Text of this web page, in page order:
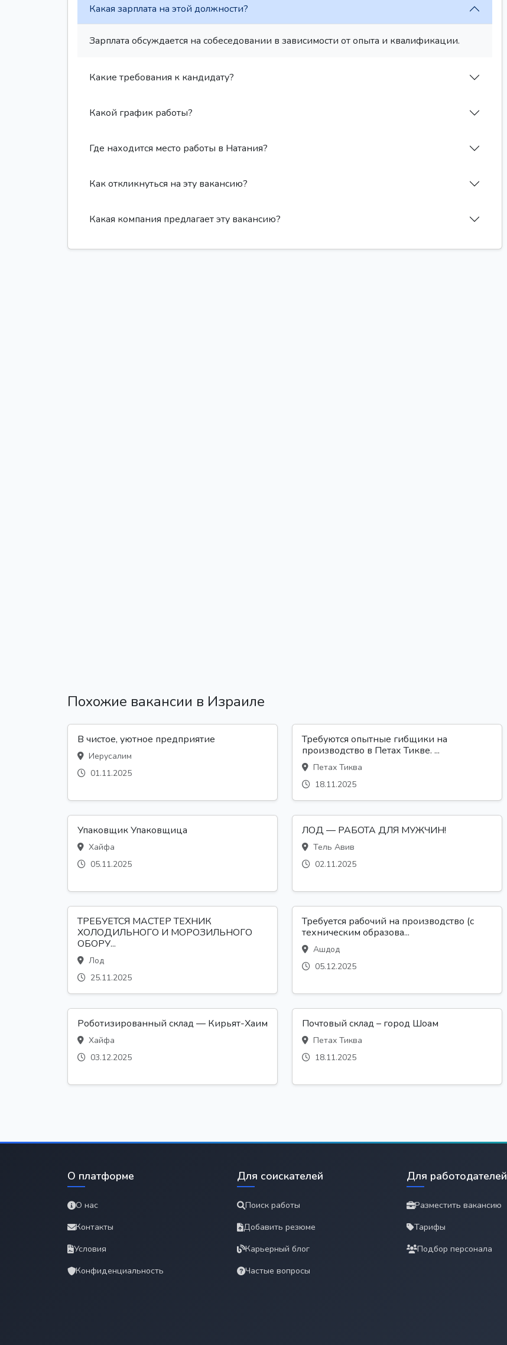
Какая зарплата на этой должности?
Зарплата обсуждается на собеседовании в зависимости от опыта и квалификации.
Какие требования к кандидату?
Какой график работы?
Где находится место работы в Натания?
Как откликнуться на эту вакансию?
Какая компания предлагает эту вакансию?
Похожие вакансии в Израиле
В чистое, уютное предприятие
Иерусалим
01.11.2025
Требуются опытные гибщики на
производство в Петах Тикве. ...
Петах Тиква
18.11.2025
Упаковщик Упаковщица
Хайфа
05.11.2025
ЛОД — РАБОТА ДЛЯ МУЖЧИН!
Тель Авив
02.11.2025
ТРЕБУЕТСЯ МАСТЕР ТЕХНИК
ХОЛОДИЛЬНОГО И МОРОЗИЛЬНОГО
ОБОРУ...
Лод
25.11.2025
Требуется рабочий на производство (с
техническим образова...
Ашдод
05.12.2025
Роботизированный склад — Кирьят-Хаим
Хайфа
03.12.2025
Почтовый склад – город Шоам
Петах Тиква
18.11.2025
О платформе
О нас
Контакты
Условия
Конфиденциальность
Для соискателей
Поиск работы
Добавить резюме
Карьерный блог
Частые вопросы
Для работодателей
Разместить вакансию
Тарифы
Подбор персонала